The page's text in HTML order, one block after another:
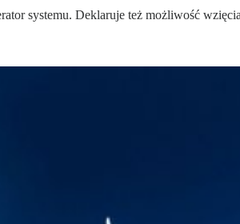
systemu. Deklaruje też możliwość